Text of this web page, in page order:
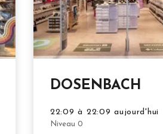
DOSENBACH
22:09 à 22:09 aujourd'hui
Niveau 0